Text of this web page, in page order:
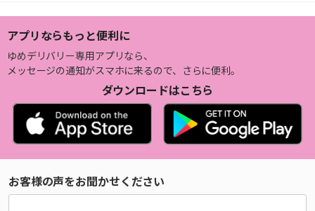
アプリならもっと便利に
ゆめデリバリー専用アプリなら、
メッセージの通知がスマホに来るので、さらに便利。
ダウンロードはこちら
お客様の声をお聞かせください